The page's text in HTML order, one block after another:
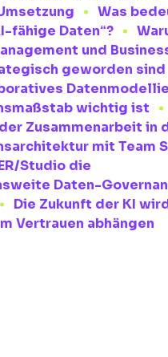
Was
fähige Daten“?
und
geworden sind
wichtig ist
Zusammenarbeit in
mit Team
Studio die
Daten-
Die Zukunft der KI
Vertrauen abhängen